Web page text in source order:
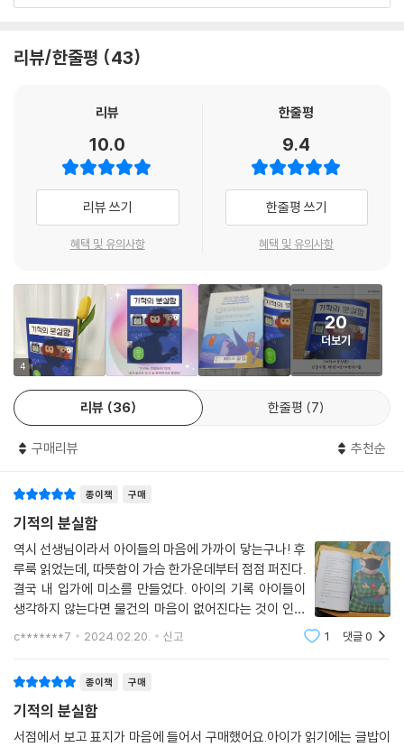
진 손목시계 할아버지와 억울하게 버려진 가방을 상상하게 되었고, 그 주
동화가 탄생하게 되었지요.
분실함 속에 갇힌 물건들에게는 각자의 사연이 있습니다. 주인과 함께했던
세월을 고스란히 간직한 물건들은 주인을 그리워하고 걱정합니다. ‘주인의
강한 애정이 깃든 물건들에게는 마음이 생긴다거나, 주인의 모습을 간절히
떠올리면 주인의 감각을 느낄 수 있다거나’ 하는 재미있는 설정들은 상상
력을 자극합니다.
주인공인 레드 가방과 주인인 성호의 시점이 교차되며 전개되는 이야기는
물건과 사람의 연결성을 강조하며, 단순히 물건을 소중히 다루자는 교훈을
넘어 어린이 독자로 하여금 물건에 대한 감수성을 높입니다. 성호의 곁에
서 늘 성호를 지켜봤던 레드 가방은 성호와의 추억을 소중히 간직하고 있
을 뿐 아니라, 성호가 무엇을 좋아하는지, 요즘 고민이 뭔지, 어떤 게 속상
한지 잘 알고 있지요. 그리고 진심으로 성호를 걱정하고 행복하기를 바랍
니다. 성호 또한 레드 가방을 잃어버린 뒤 무척 걱정하며 찾아 헤매지요. 둘
《기적의 분실함》에는 두 아이가 등장합니다. 레드 가방의 주인인 ‘성호’와
손목시계 할아버지의 주인인 ‘창욱’이지요. 두 아이는 서로 다른 아픔을 가
지고 있습니다. 성호는 병원에서 투병 중인 엄마를 늘 걱정하고, 부모님이
없는 창욱은 자기를 보살펴 준 할아버지가 돌아가시자 방황합니다. 창욱은
아이들의 물건을 몰래 훔쳐 분실함에 버립니다. 할아버지의 유품인 손목시
계가 분실함에 있는 것을 알지만 찾아가지 못하고, 계속 그렇게 분실함 주
고, 성호는 가방을 찾아 헤매게 됩니다.
이후 성호와 창욱은 방과후 미술 시간에 우연히 같이 앉게 됩니다. 서로 이
름도 모르던 두 아이는 그림을 그리며 이야기를 나누게 되고, 비슷한 점을
리뷰/한줄평 43
리뷰
10.0
리뷰 쓰기
혜택 및 유의사항
한줄평
9.4
한줄평 쓰기
혜택 및 유의사항
4
20
더보기
리뷰 36 한줄평 7
구매리뷰 추천순
종이책 구매
기적의 분실함
역시 선생님이라서 아이들의 마음에 가까이 닿는구나! 후
루룩 읽었는데, 따뜻함이 가슴 한가운데부터 점점 퍼진다.
결국 내 입가에 미소를 만들었다. 아이의 기록 아이들이
생각하지 않는다면 물건의 마음이 없어진다는 것이 인상
적이다. 학교 분실함을 한 번도 본적이 없는데 분실함에서
c*******7 2024.02.20. 신고 1 댓글0
종이책 구매
기적의 분실함
서점에서 보고 표지가 마음에 들어서 구매했어요.아이가 읽기에는 글밥이